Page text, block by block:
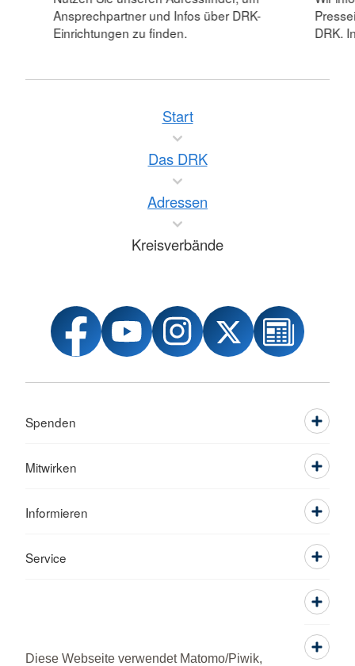
Diese Webseite verwendet Matomo/Piwik,
Ansprechpartner und Infos über DRK-
Einrichtungen zu finden.
DRK.
Start
Das DRK
Adressen
Kreisverbände
Spenden
Mitwirken
Informieren
Service